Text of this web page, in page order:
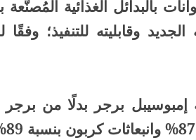
وقابليته للتنفيذ؛
برجر بدلًا من برجر